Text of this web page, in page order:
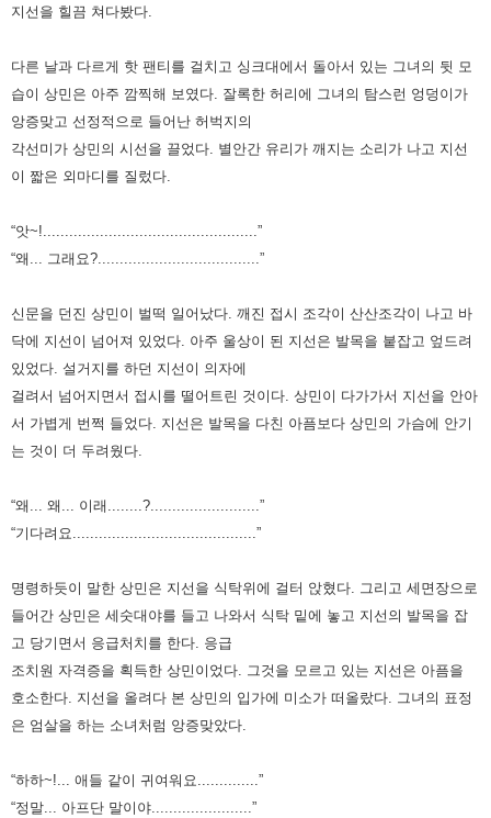
지선을 힐끔 쳐다봤다.
다른 날과 다르게 핫 팬티를 걸치고 싱크대에서 돌아서 있는 그녀의 뒷 모
습이 상민은 아주 깜찍해 보였다. 잘록한 허리에 그녀의 탐스런 엉덩이가
앙증맞고 선정적으로 들어난 허벅지의
각선미가 상민의 시선을 끌었다. 별안간 유리가 깨지는 소리가 나고 지선
이 짧은 외마디를 질렀다.
“앗~!.................................................”
“왜... 그래요?.....................................”
신문을 던진 상민이 벌떡 일어났다. 깨진 접시 조각이 산산조각이 나고 바
닥에 지선이 넘어져 있었다. 아주 울상이 된 지선은 발목을 붙잡고 엎드려
있었다. 설거지를 하던 지선이 의자에
걸려서 넘어지면서 접시를 떨어트린 것이다. 상민이 다가가서 지선을 안아
서 가볍게 번쩍 들었다. 지선은 발목을 다친 아픔보다 상민의 가슴에 안기
는 것이 더 두려웠다.
“왜... 왜... 이래........?.........................”
“기다려요..........................................”
명령하듯이 말한 상민은 지선을 식탁위에 걸터 앉혔다. 그리고 세면장으로
들어간 상민은 세숫대야를 들고 나와서 식탁 밑에 놓고 지선의 발목을 잡
고 당기면서 응급처치를 한다. 응급
조치원 자격증을 획득한 상민이었다. 그것을 모르고 있는 지선은 아픔을
호소한다. 지선을 올려다 본 상민의 입가에 미소가 떠올랐다. 그녀의 표정
은 엄살을 하는 소녀처럼 앙증맞았다.
“하하~!... 애들 같이 귀여워요..............”
“정말... 아프단 말이야.......................”